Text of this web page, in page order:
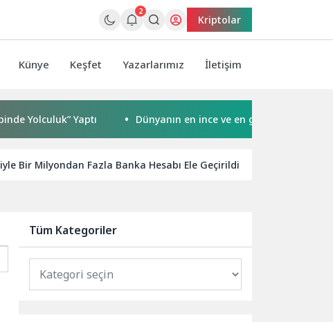
2
Kriptolar
Künye Keşfet Yazarlarımız İletişim
Yaptı Dünyanın en ince ve en güçlü katlanabilir
Bir Milyondan Fazla Banka Hesabı Ele Geçirildi
Tüm Kategoriler